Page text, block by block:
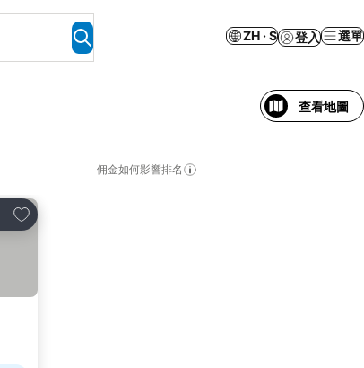
ZH · $ 登入 選單
查看地圖
佣金如何影響排名
放到收藏夾